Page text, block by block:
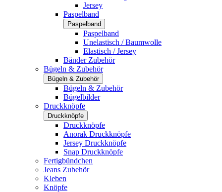
Jersey
Paspelband
Paspelband
Paspelband
Unelastisch / Baumwolle
Elastisch / Jersey
Bänder Zubehör
Bügeln & Zubehör
Bügeln & Zubehör
Bügeln & Zubehör
Bügelbilder
Druckknöpfe
Druckknöpfe
Druckknöpfe
Anorak Druckknöpfe
Jersey Druckknöpfe
Snap Druckknöpfe
Fertigbündchen
Jeans Zubehör
Kleben
Knöpfe